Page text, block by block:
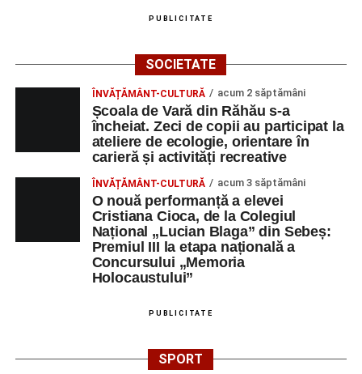
PUBLICITATE
SOCIETATE
ÎNVĂȚĂMÂNT-CULTURĂ acum 2 săptămâni
Școala de Vară din Răhău s-a
încheiat. Zeci de copii au participat la
ateliere de ecologie, orientare în
carieră și activități recreative
ÎNVĂȚĂMÂNT-CULTURĂ acum 3 săptămâni
O nouă performanță a elevei
Cristiana Cioca, de la Colegiul
Național „Lucian Blaga” din Sebeș:
Premiul III la etapa națională a
Concursului „Memoria
Holocaustului”
PUBLICITATE
SPORT